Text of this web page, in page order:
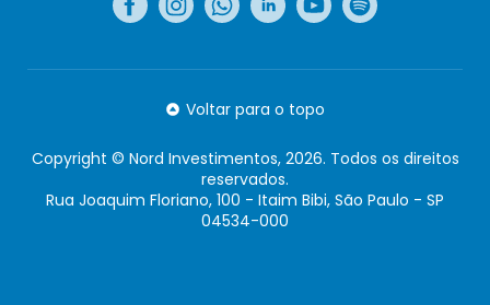
Voltar para o topo
Copyright © Nord Investimentos, 2026. Todos os direitos
reservados.
Rua Joaquim Floriano, 100 - Itaim Bibi, São Paulo - SP
04534-000